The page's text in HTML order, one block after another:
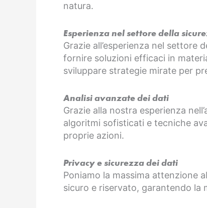
natura.
Esperienza nel settore della
Grazie all’esperienza nel settore
fornire soluzioni efficaci in
sviluppare strategie mirate per
Analisi avanzate dei dati
Grazie alla nostra esperienza
algoritmi sofisticati e tecniche
proprie azioni.
Privacy e sicurezza dei dati
Poniamo la massima attenzione
sicuro e riservato, garantendo la